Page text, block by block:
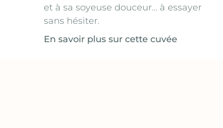
et à sa soyeuse douceur… à essayer
sans hésiter.
En savoir plus sur cette cuvée